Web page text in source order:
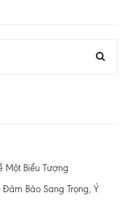
Một Biểu Tượng
Bảo Sang Trọng, Ý